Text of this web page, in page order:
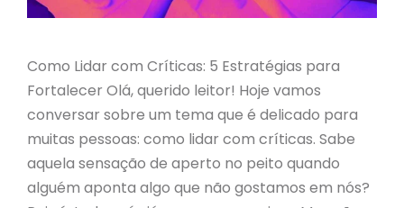
Como Lidar com Críticas: 5 Estratégias para
Fortalecer Olá, querido leitor! Hoje vamos
conversar sobre um tema que é delicado para
muitas pessoas: como lidar com críticas. Sabe
aquela sensação de aperto no peito quando
alguém aponta algo que não gostamos em nós?